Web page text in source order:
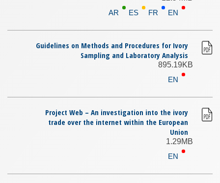
EN
FR
ES
AR
Guidelines on Methods and Procedures for Ivory
Sampling and Laboratory Analysis
895.19KB
EN
Project Web – An investigation into the ivory
trade over the internet within the European
Union
1.29MB
EN